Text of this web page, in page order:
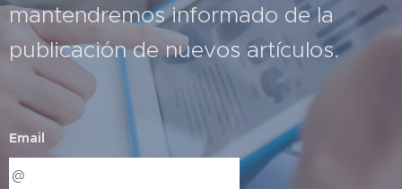
mantendremos informado de la
publicación de nuevos artículos.
Email